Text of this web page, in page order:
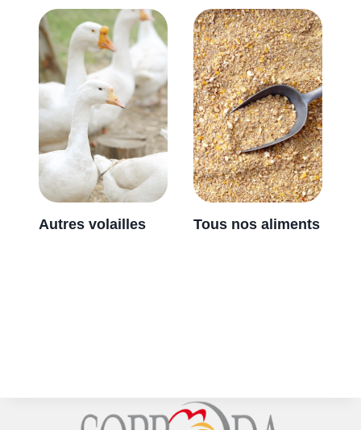
Autres volailles Tous nos aliments